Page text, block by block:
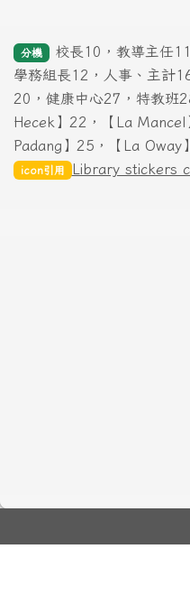
分機
校長10，教導主任
學務組長12，人事、主計
20，健康中心27，特教班
Hecek】22，【La
Padang】25，【La Oway
icon引用 Library stickers